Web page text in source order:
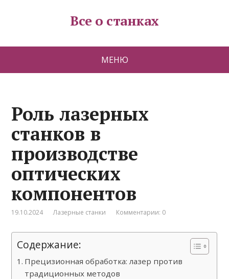
Все о станках
МЕНЮ
Роль лазерных
станков в
производстве
оптических
компонентов
19.10.2024 Лазерные станки Комментарии: 0
Содержание:
Прецизионная обработка: лазер против
традиционных методов